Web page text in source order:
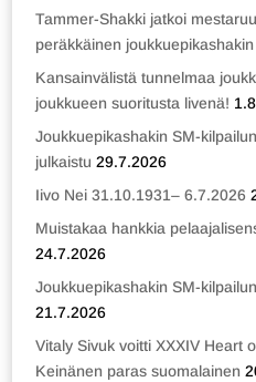
Tammer-Shakki jatkoi
peräkkäinen
Kansainvälistä tunnelmaa
joukkueen suoritusta livenä!
Joukkuepikashakin SM-
julkaistu 29.7.2026
Iivo Nei 31.10.1931– 6.7.2026
Muistakaa hankkia
24.7.2026
Joukkuepikashakin SM-
21.7.2026
Vitaly Sivuk voitti XXXIV Heart
Keinänen paras suomalainen